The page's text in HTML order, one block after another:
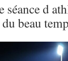
d
beau